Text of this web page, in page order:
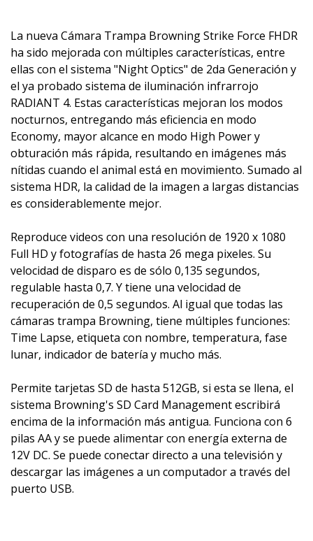
La nueva Cámara Trampa Browning Strike Force FHDR
ha sido mejorada con múltiples características, entre
ellas con el sistema "Night Optics" de 2da Generación y
el ya probado sistema de iluminación infrarrojo
RADIANT 4. Estas características mejoran los modos
nocturnos, entregando más eficiencia en modo
Economy, mayor alcance en modo High Power y
obturación más rápida, resultando en imágenes más
nítidas cuando el animal está en movimiento. Sumado al
sistema HDR, la calidad de la imagen a largas distancias
es considerablemente mejor.
Reproduce videos con una resolución de 1920 x 1080
Full HD y fotografías de hasta 26 mega pixeles. Su
velocidad de disparo es de sólo 0,135 segundos,
regulable hasta 0,7. Y tiene una velocidad de
recuperación de 0,5 segundos. Al igual que todas las
cámaras trampa Browning, tiene múltiples funciones:
Time Lapse, etiqueta con nombre, temperatura, fase
lunar, indicador de batería y mucho más.
Permite tarjetas SD de hasta 512GB, si esta se llena, el
sistema Browning's SD Card Management escribirá
encima de la información más antigua. Funciona con 6
pilas AA y se puede alimentar con energía externa de
12V DC. Se puede conectar directo a una televisión y
descargar las imágenes a un computador a través del
puerto USB.